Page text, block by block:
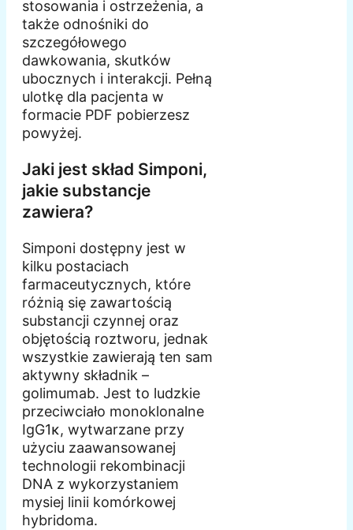
stosowania i ostrzeżenia, a
także odnośniki do
szczegółowego
dawkowania, skutków
ubocznych i interakcji. Pełną
ulotkę dla pacjenta w
formacie PDF pobierzesz
powyżej.
Jaki jest skład Simponi,
jakie substancje
zawiera?
Simponi dostępny jest w
kilku postaciach
farmaceutycznych, które
różnią się zawartością
substancji czynnej oraz
objętością roztworu, jednak
wszystkie zawierają ten sam
aktywny składnik –
golimumab. Jest to ludzkie
przeciwciało monoklonalne
IgG1κ, wytwarzane przy
użyciu zaawansowanej
technologii rekombinacji
DNA z wykorzystaniem
mysiej linii komórkowej
hybridoma.